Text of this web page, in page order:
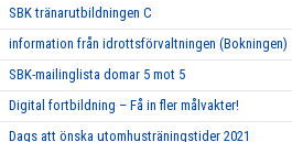
SBK tränarutbildningen C
information från idrottsförvaltningen (Bokningen)
SBK-mailinglista domar 5 mot 5
Digital fortbildning – Få in fler målvakter!
Dags att önska utomhusträningstider 2021